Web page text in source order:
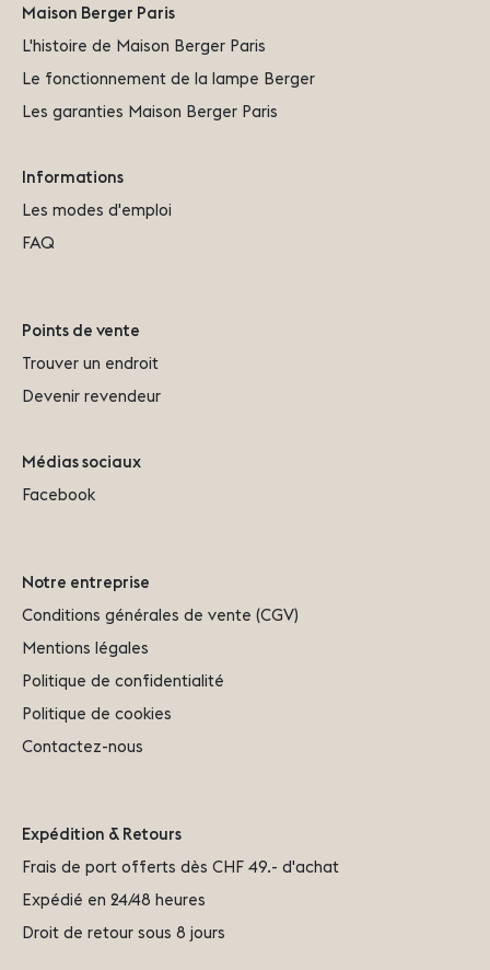
Maison Berger Paris
L'histoire de Maison Berger Paris
Le fonctionnement de la lampe Berger
Les garanties Maison Berger Paris
Informations
Les modes d'emploi
FAQ
Points de vente
Trouver un endroit
Devenir revendeur
Médias sociaux
Facebook
Notre entreprise
Conditions générales de vente (CGV)
Mentions légales
Politique de confidentialité
Politique de cookies
Contactez-nous
Expédition & Retours
Frais de port offerts dès CHF 49.- d'achat
Expédié en 24/48 heures
Droit de retour sous 8 jours